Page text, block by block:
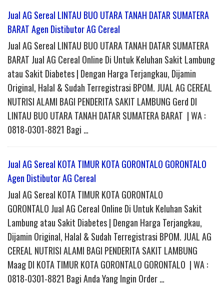
Jual AG Sereal LINTAU BUO UTARA TANAH DATAR SUMATERA
BARAT Agen Distibutor AG Cereal
Jual AG Sereal LINTAU BUO UTARA TANAH DATAR SUMATERA
BARAT Jual AG Cereal Online Di Untuk Keluhan Sakit Lambung
atau Sakit Diabetes | Dengan Harga Terjangkau, Dijamin
Original, Halal & Sudah Terregistrasi BPOM. JUAL AG CEREAL
NUTRISI ALAMI BAGI PENDERITA SAKIT LAMBUNG Gerd DI
LINTAU BUO UTARA TANAH DATAR SUMATERA BARAT | WA :
0818-0301-8821 Bagi …
Jual AG Sereal KOTA TIMUR KOTA GORONTALO GORONTALO
Agen Distibutor AG Cereal
Jual AG Sereal KOTA TIMUR KOTA GORONTALO
GORONTALO Jual AG Cereal Online Di Untuk Keluhan Sakit
Lambung atau Sakit Diabetes | Dengan Harga Terjangkau,
Dijamin Original, Halal & Sudah Terregistrasi BPOM. JUAL AG
CEREAL NUTRISI ALAMI BAGI PENDERITA SAKIT LAMBUNG
Maag DI KOTA TIMUR KOTA GORONTALO GORONTALO | WA :
0818-0301-8821 Bagi Anda Yang Ingin Order …